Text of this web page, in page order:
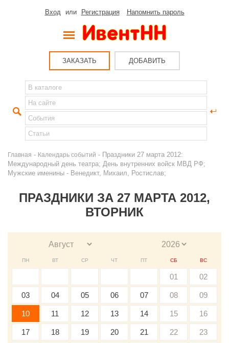
Вход или Регистрация Напомнить пароль
ЗАКАЗАТЬ ДОБАВИТЬ
Главная - Календарь событий - Праздники 27 марта 2012:
Международный день театра; День внутренних войск МВД РФ;
Мужские именины - Венедикт, Михаил, Ростислав;
ПРАЗДНИКИ ЗА 27 МАРТА 2012,
ВТОРНИК
ПН ВТ СР ЧТ ПТ СБ ВС
01 02
03 04 05 06 07 08 09
10 11 12 13 14 15 16
17 18 19 20 21 22 23